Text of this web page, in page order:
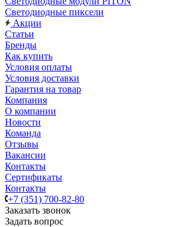
Светодиодные пиксели
Акции
Статьи
Бренды
Как купить
Условия оплаты
Условия доставки
Гарантия на товар
Компания
О компании
Новости
Команда
Отзывы
Вакансии
Контакты
Сертификаты
Контакты
+7 (351) 700-82-80
Заказать звонок
Задать вопрос